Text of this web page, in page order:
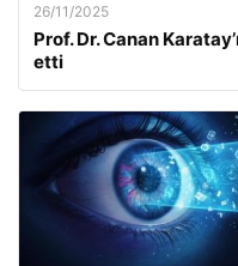
26/11/2025
Prof. Dr. Canan
etti